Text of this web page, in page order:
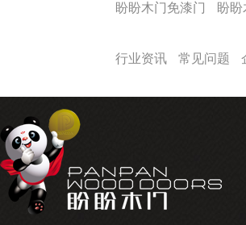
盼盼木门免漆门 盼
行业资讯 常见问题